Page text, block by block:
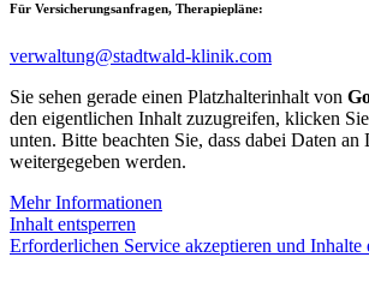
Für Versicherungsanfragen, Therapiepläne:
verwaltung@stadtwald-klinik.com
Sie sehen gerade einen Platzhalterinhalt von
den eigentlichen Inhalt zuzugreifen, klicken
unten. Bitte beachten Sie, dass dabei Daten an
weitergegeben werden.
Mehr Informationen
Inhalt entsperren
Erforderlichen Service akzeptieren und Inhalte